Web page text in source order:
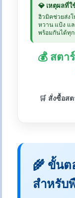
💎 เหตุผลที่
ฮิวมิคช่วยส่ง
หวาน แป้ง แ
พร้อมกันได้ทุก
💰 สตา
🛒 สั่งซื้อส
🌾 ขั้นต
สำหรับ